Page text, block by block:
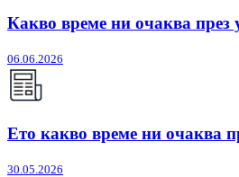
Какво време ни очаква през
06.06.2026
Ето какво време ни очаква
30.05.2026